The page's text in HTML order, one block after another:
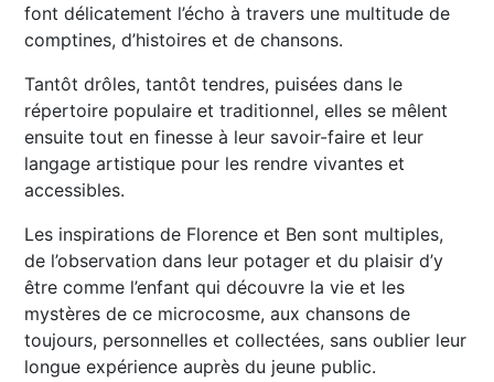
font délicatement l’écho à travers une multitude de
comptines, d’histoires et de chansons.
Tantôt drôles, tantôt tendres, puisées dans le
répertoire populaire et traditionnel, elles se mêlent
ensuite tout en finesse à leur savoir-faire et leur
langage artistique pour les rendre vivantes et
accessibles.
Les inspirations de Florence et Ben sont multiples,
de l’observation dans leur potager et du plaisir d’y
être comme l’enfant qui découvre la vie et les
mystères de ce microcosme, aux chansons de
toujours, personnelles et collectées, sans oublier leur
longue expérience auprès du jeune public.